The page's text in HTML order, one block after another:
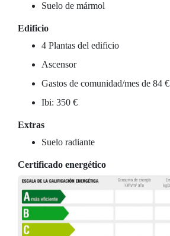
Suelo de mármol
Edificio
4 Plantas del edificio
Ascensor
Gastos de comunidad/mes de 84 €
Ibi: 350 €
Extras
Suelo radiante
Certificado energético